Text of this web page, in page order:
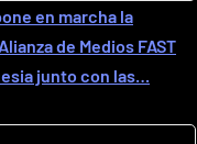
en marcha la
de Medios FAST
junto con las…